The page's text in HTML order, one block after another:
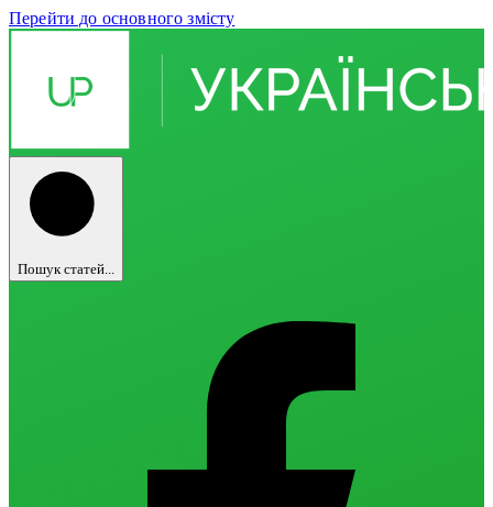
Перейти до основного змісту
Пошук статей...